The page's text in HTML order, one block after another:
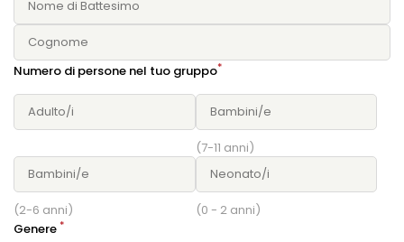
Numero di persone nel tuo gruppo*
(7-11 anni)
(2-6 anni)
(0 - 2 anni)
Genere *